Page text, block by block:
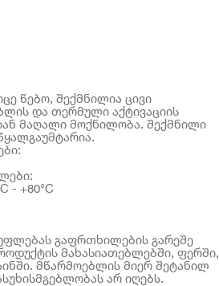
წებო, შექმნილია ცივი
და თერმული აქტივაციის
მაღალი მოქნილობა. შექმნილი
- +80°C
გაფრთხილების გარეშე
მახასიათებლებში, ფერში,
მწარმოებლის მიერ შეტანილ
არ იღებს.